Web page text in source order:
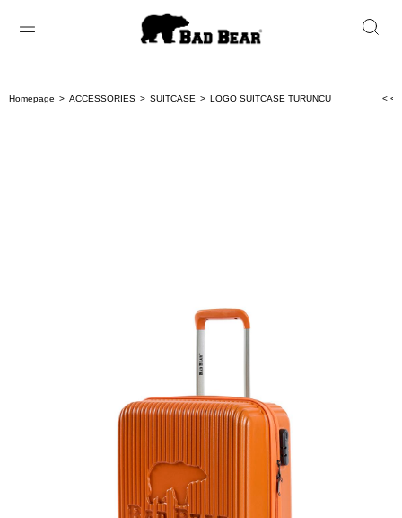
Homepage ACCESSORIES SUITCASE LOGO SUITCASE TURUNCU < <